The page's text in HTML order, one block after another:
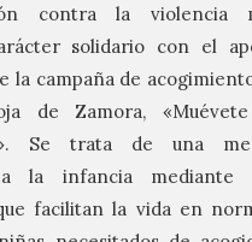
contra la violencia
solidario con el
la campaña de
de Zamora,
Se trata de una
la infancia mediante
facilitan la vida en